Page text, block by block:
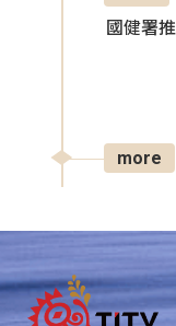
國健署
more